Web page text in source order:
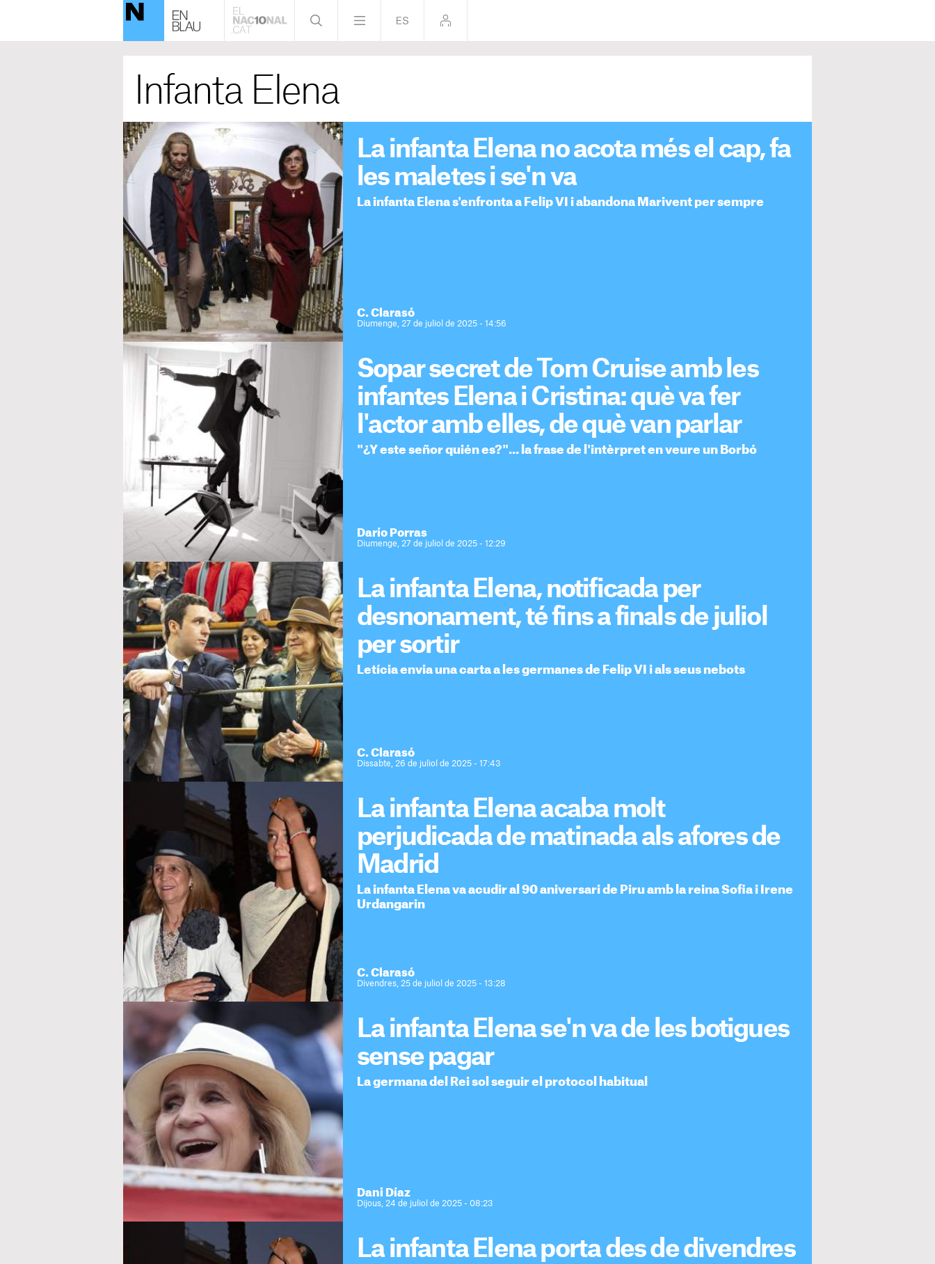
Infanta Elena
La infanta Elena no acota més el cap, fa
les maletes i se'n va
La infanta Elena s'enfronta a Felip VI i abandona Marivent per sempre
C. Clarasó
Diumenge, 27 de juliol de 2025 - 14:56
Sopar secret de Tom Cruise amb les
infantes Elena i Cristina: què va fer
l'actor amb elles, de què van parlar
"¿Y este señor quién es?"... la frase de l'intèrpret en veure un Borbó
Darío Porras
Diumenge, 27 de juliol de 2025 - 12:29
La infanta Elena, notificada per
desnonament, té fins a finals de juliol
per sortir
Letícia envia una carta a les germanes de Felip VI i als seus nebots
C. Clarasó
Dissabte, 26 de juliol de 2025 - 17:43
La infanta Elena acaba molt
perjudicada de matinada als afores de
Madrid
La infanta Elena va acudir al 90 aniversari de Piru amb la reina Sofia i Irene
Urdangarin
C. Clarasó
Divendres, 25 de juliol de 2025 - 13:28
La infanta Elena se'n va de les botigues
sense pagar
La germana del Rei sol seguir el protocol habitual
Dani Díaz
Dijous, 24 de juliol de 2025 - 08:23
La infanta Elena porta des de divendres